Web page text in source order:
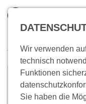
inkl.
Wo bin ich?
Wir verwenden
technisch
Funktionen
Sie haben die